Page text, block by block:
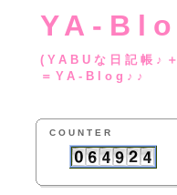
YA-
(YABUな
＝YA-Blog♪♪
COUNTER